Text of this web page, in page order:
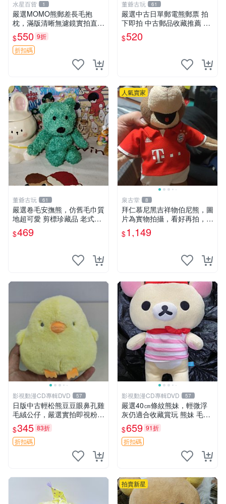
水星百貨 1
嚴選MOMO熊郵差長毛抱
枕，滿版清晰無濾鏡實拍直
銷。每周新品到貨，不容錯
過！ 郵差熊 長毛 抱枕
$550 9折
折扣碼
董爺古玩 61
嚴選中古日單郵電熊郵票 拍
下即拍 中古郵品收藏推薦 郵
票 郵電熊 日本
$520
董爺古玩 61
嚴選卷毛安撫熊，仿舊毛巾質
地超可愛 剪標珍藏品 老式毛
巾質地 安撫熊 款式
$469
人氣賣家
泉古堂 8
拜仁慕尼黑吉祥物伯尼熊，圖
片為實物拍攝，看好再拍，不
退不換-187978
$1,149
影視動漫CD專輯DVD 57
日版中古輕松熊豆豆眼鼻孔雞
毛絨公仔，嚴選實拍即視粉絲
必買 公仔紙箱氣泡膜精心包
裝快速發貨 輕松熊 公仔 雞毛
絨
$345 83折
折扣碼
影視動漫CD專輯DVD 57
嚴選40㎝條紋熊妹，輕微浮
灰仍適合收藏賞玩 熊妹 毛絨
玩具 浮雕熊
$659 91折
折扣碼
拍賣新星